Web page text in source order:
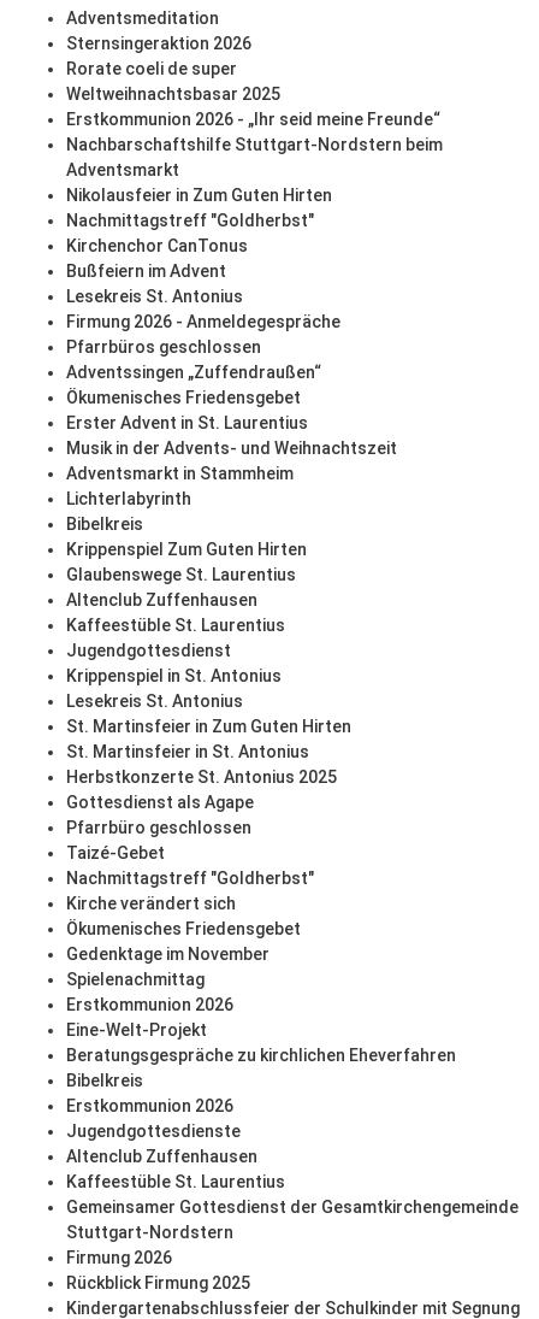
Adventsmeditation
Sternsingeraktion 2026
Rorate coeli de super
Weltweihnachtsbasar 2025
Erstkommunion 2026 - „Ihr seid meine Freunde“
Nachbarschaftshilfe Stuttgart-Nordstern beim
Adventsmarkt
Nikolausfeier in Zum Guten Hirten
Nachmittagstreff "Goldherbst"
Kirchenchor CanTonus
Bußfeiern im Advent
Lesekreis St. Antonius
Firmung 2026 - Anmeldegespräche
Pfarrbüros geschlossen
Adventssingen „Zuffendraußen“
Ökumenisches Friedensgebet
Erster Advent in St. Laurentius
Musik in der Advents- und Weihnachtszeit
Adventsmarkt in Stammheim
Lichterlabyrinth
Bibelkreis
Krippenspiel Zum Guten Hirten
Glaubenswege St. Laurentius
Altenclub Zuffenhausen
Kaffeestüble St. Laurentius
Jugendgottesdienst
Krippenspiel in St. Antonius
Lesekreis St. Antonius
St. Martinsfeier in Zum Guten Hirten
St. Martinsfeier in St. Antonius
Herbstkonzerte St. Antonius 2025
Gottesdienst als Agape
Pfarrbüro geschlossen
Taizé-Gebet
Nachmittagstreff "Goldherbst"
Kirche verändert sich
Ökumenisches Friedensgebet
Gedenktage im November
Spielenachmittag
Erstkommunion 2026
Eine-Welt-Projekt
Beratungsgespräche zu kirchlichen Eheverfahren
Bibelkreis
Erstkommunion 2026
Jugendgottesdienste
Altenclub Zuffenhausen
Kaffeestüble St. Laurentius
Gemeinsamer Gottesdienst der Gesamtkirchengemeinde
Stuttgart-Nordstern
Firmung 2026
Rückblick Firmung 2025
Kindergartenabschlussfeier der Schulkinder mit Segnung